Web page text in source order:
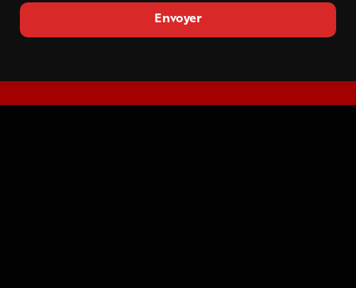
Envoyer